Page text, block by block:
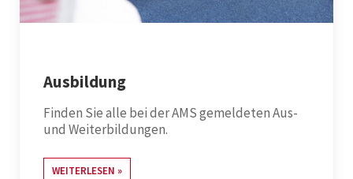
Ausbildung
Finden Sie alle bei der AMS gemeldeten Aus-
und Weiterbildungen.
WEITERLESEN